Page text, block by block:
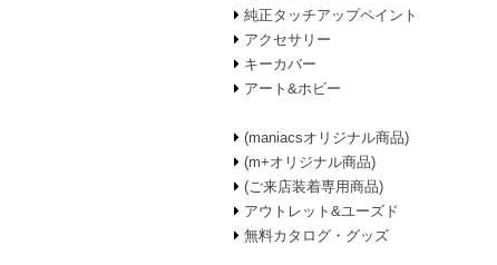
純正タッチアップペイント
アクセサリー
キーカバー
アート&ホビー
(maniacsオリジナル商品)
(m+オリジナル商品)
(ご来店装着専用商品)
アウトレット&ユーズド
無料カタログ・グッズ